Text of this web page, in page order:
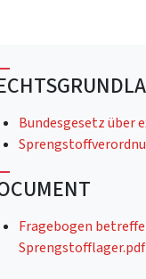
Bundesgesetz über
Fragebogen
Sprengstofflager.pdf